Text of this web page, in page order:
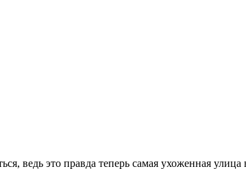
ведь это правда теперь самая ухоженная